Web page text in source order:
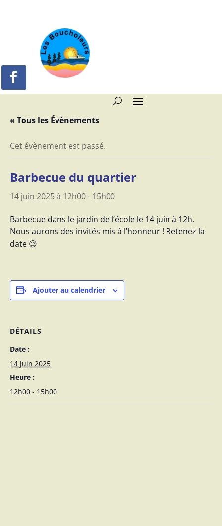
« Tous les Évènements
Cet évènement est passé.
Barbecue du quartier
14 juin 2025 à 12h00- 15h00
Barbecue dans le jardin de l’école le 14 juin à 12h.
Nous aurons des invités mis à l’honneur ! Retenez la
date 😉
Ajouter au calendrier
DÉTAILS
Date :
14 juin 2025
Heure :
12h00 - 15h00